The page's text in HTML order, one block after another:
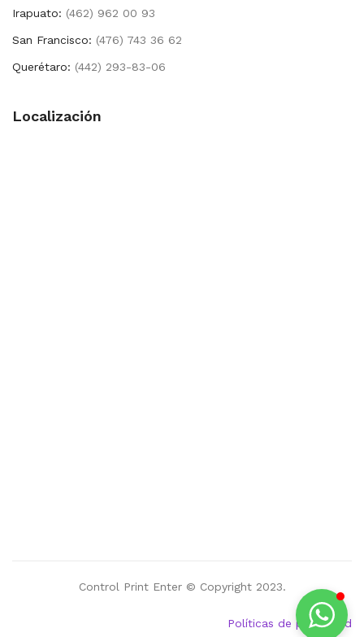
Irapuato: (462) 962 00 93
San Francisco: (476) 743 36 62
Querétaro: (442) 293-83-06
Localización
Control Print Enter © Copyright 2023.
Políticas de privacidad